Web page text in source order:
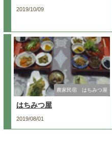
2019/10/09
農家民宿 はちみつ屋
はちみつ屋
2019/08/01